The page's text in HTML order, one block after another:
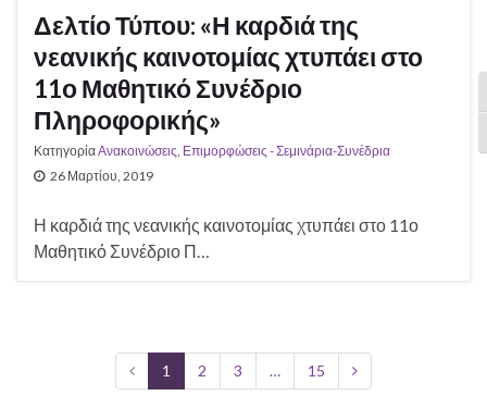
Δελτίο Τύπου: «Η καρδιά της
νεανικής καινοτομίας χτυπάει στο
11ο Μαθητικό Συνέδριο
Πληροφορικής»
ΚατηγορίαΑνακοινώσεις Επιμορφώσεις - Σεμινάρια-Συνέδρια
26 Μαρτίου, 2019
Η καρδιά της νεανικής καινοτομίας χτυπάει στο 11ο
Μαθητικό Συνέδριο Π…
1 2 3 … 15